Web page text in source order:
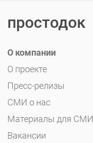
простодок
О компании
О проекте
Пресс-релизы
СМИ о нас
Материалы для СМИ
Вакансии